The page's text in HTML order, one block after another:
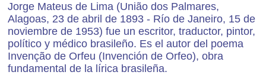
Jorge Mateus de Lima (União dos Palmares,
Alagoas, 23 de abril de 1893 - Río de Janeiro, 15 de
noviembre de 1953) fue un escritor, traductor, pintor,
político y médico brasileño. Es el autor del poema
Invenção de Orfeu (Invención de Orfeo), obra
fundamental de la lírica brasileña.